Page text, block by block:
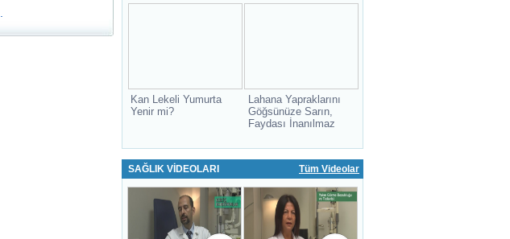
Kan Lekeli Yumurta
Yenir mi?
Lahana Yapraklarını
Göğsünüze Sarın,
Faydası İnanılmaz
SAĞLIK VİDEOLARI Tüm Videolar